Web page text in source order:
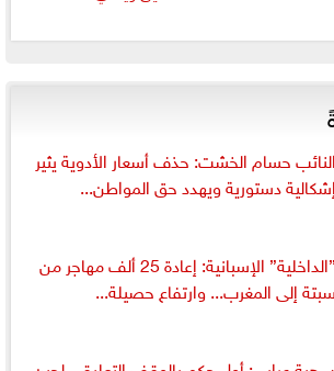
النائب حسام الخشت: حذف أسعار الأدوية يثير
إشكالية دستورية ويهدد حق المواطن...
”الداخلية” الإسبانية: إعادة 25 ألف مهاجر من
سبتة إلى المغرب... وارتفاع حصيلة...